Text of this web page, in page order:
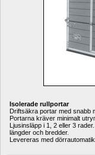
Isolerade rullportar
Driftsäkra portar med snabb
Portarna kräver minimalt
Ljusinsläpp i 1, 2 eller 3
längder och bredder.
Levereras med